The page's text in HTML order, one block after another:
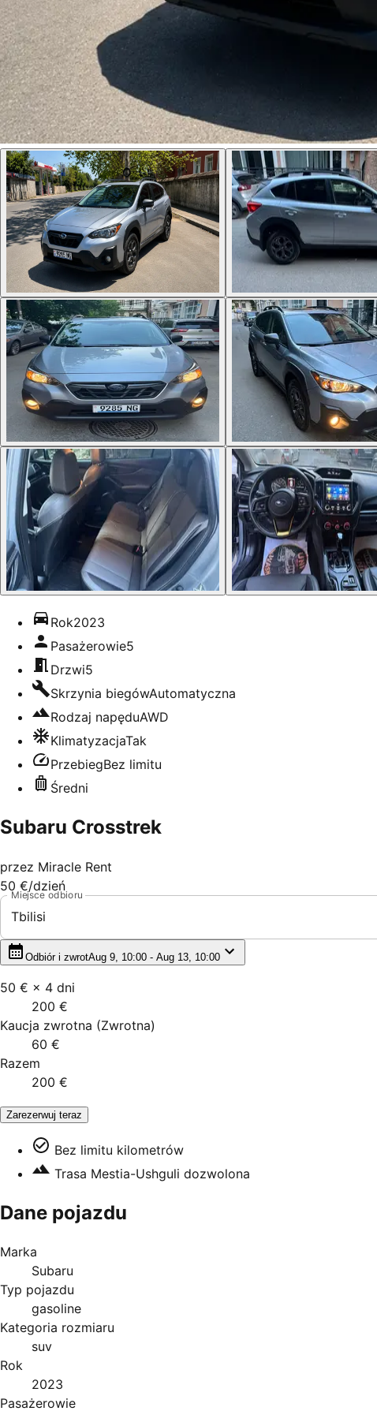
Rok2023
Pasażerowie5
Drzwi5
Skrzynia biegówAutomatyczna
Rodzaj napęduAWD
KlimatyzacjaTak
PrzebiegBez limitu
Średni
Subaru Crosstrek
przez Miracle Rent
50 €/dzień
Miejsce odbioru
Tbilisi
Odbiór i zwrotAug 9, 10:00 - Aug 13, 10:00
50 € × 4 dni
200 €
Kaucja zwrotna (Zwrotna)
60 €
Razem
200 €
Zarezerwuj teraz
Bez limitu kilometrów
Trasa Mestia-Ushguli dozwolona
Dane pojazdu
Marka
Subaru
Typ pojazdu
gasoline
Kategoria rozmiaru
suv
Rok
2023
Pasażerowie